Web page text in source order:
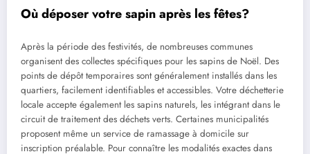
Où déposer votre sapin après les fêtes?
Après la période des festivités, de nombreuses communes
organisent des collectes spécifiques pour les sapins de Noël. Des
points de dépôt temporaires sont généralement installés dans les
quartiers, facilement identifiables et accessibles. Votre déchetterie
locale accepte également les sapins naturels, les intégrant dans le
circuit de traitement des déchets verts. Certaines municipalités
proposent même un service de ramassage à domicile sur
inscription préalable. Pour connaître les modalités exactes dans